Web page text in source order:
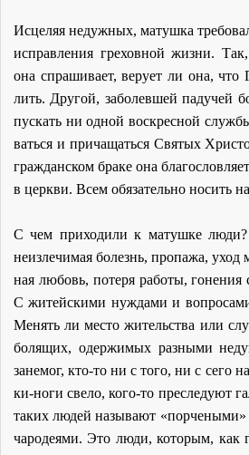
Ис­це­ляя недуж­ных, ма­туш­ка
ис­прав­ле­ния гре­хов­ной жиз­ни.
она спра­ши­ва­ет, ве­ру­ет ли она, что
лить. Дру­гой, за­болев­шей па­ду­чей
пус­кать ни од­ной вос­крес­ной
вать­ся и при­ча­щать­ся Свя­тых
граж­дан­ском бра­ке она
в церк­ви. Всем обя­за­тель­но но­сить
С чем при­хо­ди­ли к ма­туш­ке
неиз­ле­чи­мая бо­лезнь, про­па­жа, уход
ная лю­бовь, по­те­ря ра­бо­ты, го­не­ния
С жи­тей­ски­ми нуж­да­ми и
Ме­нять ли ме­сто жи­тель­ства или
бо­ля­щих, одер­жи­мых раз­ны­ми
за­не­мог, кто-то ни с то­го, ни с се­го
ки-но­ги све­ло, ко­го-то пре­сле­ду­ют
та­ких лю­дей на­зы­ва­ют «пор­че­ны­ми»
ча­ро­де­я­ми. Это лю­ди, ко­то­рым, как